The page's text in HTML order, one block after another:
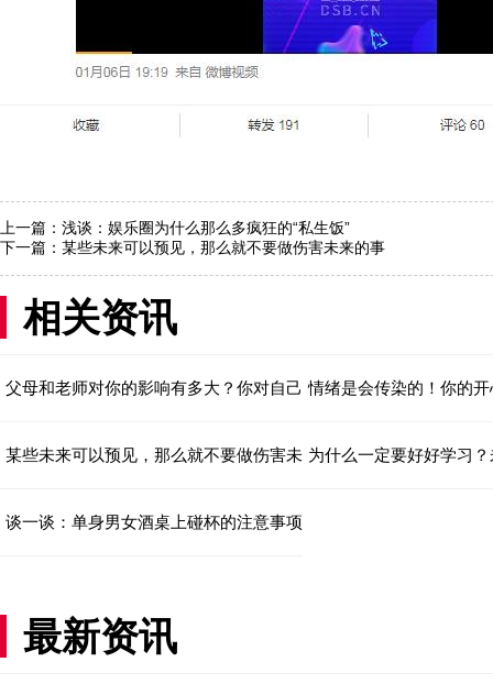
上一篇： 浅谈：娱乐圈为什么那么多疯狂的“私生饭”
下一篇： 某些未来可以预见，那么就不要做伤害未来的事
相关资讯
父母和老师对你的影响有多大？你对自己的定位情绪是会传染的！你的
某些未来可以预见，那么就不要做伤害未来的事为什么一定要好好学习
谈一谈：单身男女酒桌上碰杯的注意事项
最新资讯